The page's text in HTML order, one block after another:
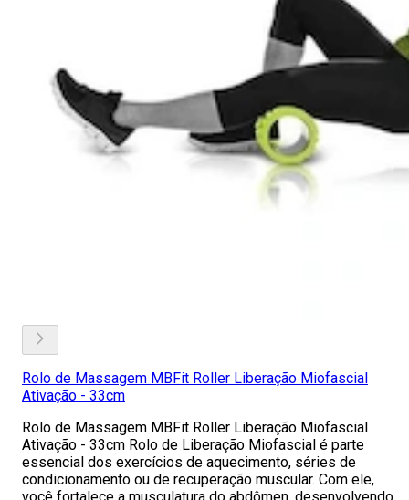
Rolo de Massagem MBFit Roller Liberação Miofascial
Ativação - 33cm
Rolo de Massagem MBFit Roller Liberação Miofascial
Ativação - 33cm Rolo de Liberação Miofascial é parte
essencial dos exercícios de aquecimento, séries de
condicionamento ou de recuperação muscular. Com ele,